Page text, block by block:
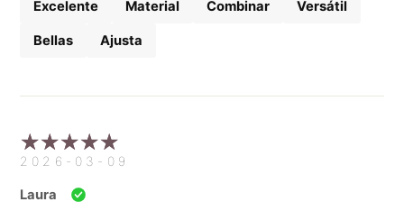
Excelente Material Combinar Versátil
Bellas Ajusta
2026-03-09
Laura